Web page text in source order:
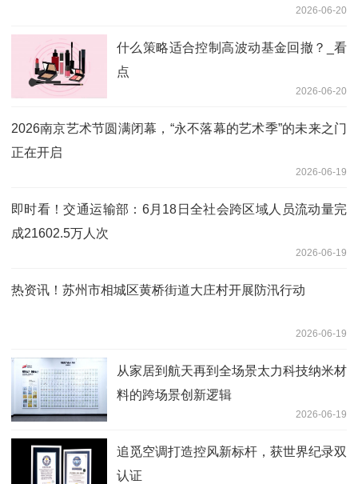
2026-06-20
什么策略适合控制高波动基金回撤？_看
点
2026-06-20
2026南京艺术节圆满闭幕，“永不落幕的艺术季”的未来之门
正在开启
2026-06-19
即时看！交通运输部：6月18日全社会跨区域人员流动量完
成21602.5万人次
2026-06-19
热资讯！苏州市相城区黄桥街道大庄村开展防汛行动
2026-06-19
从家居到航天再到全场景太力科技纳米材
料的跨场景创新逻辑
2026-06-19
追觅空调打造控风新标杆，获世界纪录双
认证